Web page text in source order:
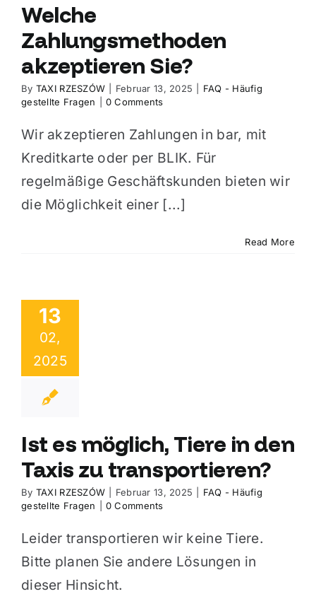
Welche
Zahlungsmethoden
akzeptieren Sie?
By TAXI RZESZÓW Februar 13, 2025
FAQ - Häufig
gestellte Fragen
0 Comments
Wir akzeptieren Zahlungen in bar, mit
Kreditkarte oder per BLIK. Für
regelmäßige Geschäftskunden bieten wir
die Möglichkeit einer [...]
Read More
13
02,
2025
Ist es möglich, Tiere in den
Taxis zu transportieren?
By TAXI RZESZÓW Februar 13, 2025
FAQ - Häufig
gestellte Fragen
0 Comments
Leider transportieren wir keine Tiere.
Bitte planen Sie andere Lösungen in
dieser Hinsicht.